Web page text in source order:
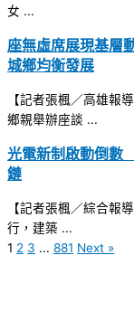
女 ...
座無虛席展現基
城鄉均衡發展
【記者張楓／高雄報
鄉親舉辦座談 ...
光電新制啟動倒數
鏈
【記者張楓／綜合報
行，建築 ...
1 2 3 ... 881 Next »